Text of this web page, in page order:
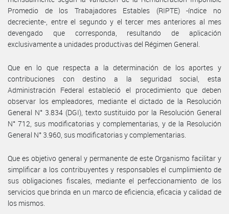
Promedio de los Trabajadores Estables (RIPTE) -índice no
decreciente-, entre el segundo y el tercer mes anteriores al mes
devengado que corresponda, resultando de aplicación
exclusivamente a unidades productivas del Régimen General.
Que en lo que respecta a la determinación de los aportes y
contribuciones con destino a la seguridad social, esta
Administración Federal estableció el procedimiento que deben
observar los empleadores, mediante el dictado de la Resolución
General N° 3.834 (DGI), texto sustituido por la Resolución General
N° 712, sus modificatorias y complementarias, y de la Resolución
General N° 3.960, sus modificatorias y complementarias.
Que es objetivo general y permanente de este Organismo facilitar y
simplificar a los contribuyentes y responsables el cumplimiento de
sus obligaciones fiscales, mediante el perfeccionamiento de los
servicios que brinda en un marco de eficiencia, eficacia y calidad de
los mismos.